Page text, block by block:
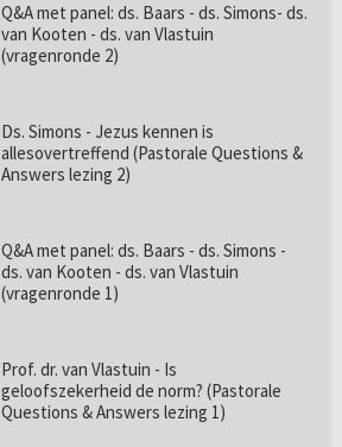
Q&A met panel: ds. Baars - ds. Simons- ds.
van Kooten - ds. van Vlastuin
(vragenronde 2)
Ds. Simons - Jezus kennen is
allesovertreffend (Pastorale Questions &
Answers lezing 2)
Q&A met panel: ds. Baars - ds. Simons -
ds. van Kooten - ds. van Vlastuin
(vragenronde 1)
Prof. dr. van Vlastuin - Is
geloofszekerheid de norm? (Pastorale
Questions & Answers lezing 1)